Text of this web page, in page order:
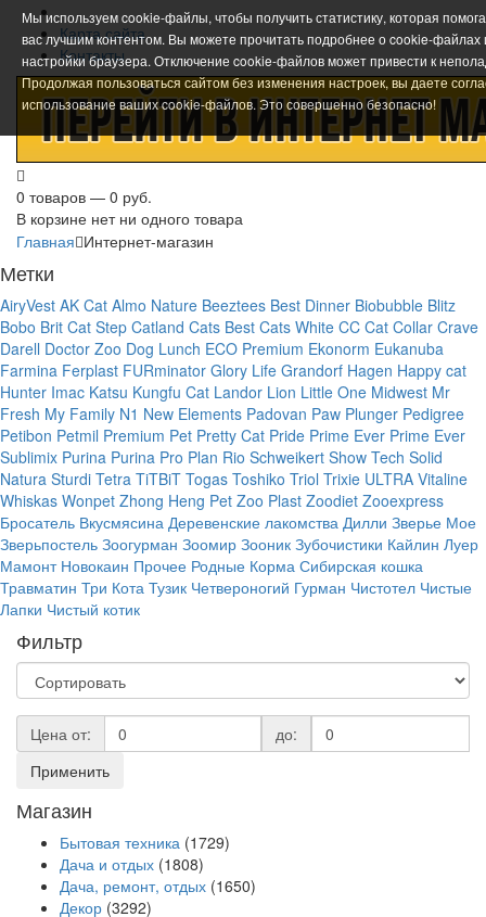
Карта сайта
Контакты
0 товаров — 0 руб.
В корзине нет ни одного товара
Главная Интернет-магазин
Метки
AiryVest AK Cat Almo Nature Beeztees Best Dinner Biobubble Blitz
Bobo Brit Cat Step Catland Cats Best Cats White CC Cat Collar Crave
Darell Doctor Zoo Dog Lunch ECO Premium Ekonorm Eukanuba
Farmina Ferplast FURminator Glory Life Grandorf Hagen Happy cat
Hunter Imac Katsu Kungfu Cat Landor Lion Little One Midwest Mr
Fresh My Family N1 New Elements Padovan Paw Plunger Pedigree
Petibon Petmil Premium Pet Pretty Cat Pride Prime Ever Prime Ever
Sublimix Purina Purina Pro Plan Rio Schweikert Show Tech Solid
Natura Sturdi Tetra TiTBiT Togas Toshiko Triol Trixie ULTRA Vitaline
Whiskas Wonpet Zhong Heng Pet Zoo Plast Zoodiet Zooexpress
Бросатель Вкусмясина Деревенские лакомства Дилли Зверье Мое
Зверьпостель Зоогурман Зоомир Зооник Зубочистики Кайлин Луер
Мамонт Новокаин Прочее Родные Корма Сибирская кошка
Травматин Три Кота Тузик Четвероногий Гурман Чистотел Чистые
Лапки Чистый котик
Фильтр
Цена от:
до:
Применить
Магазин
Бытовая техника (1729)
Дача и отдых (1808)
Дача, ремонт, отдых (1650)
Декор (3292)
Мы используем cookie-файлы, чтобы получить статистику, которая
вас лучшим контентом. Вы можете прочитать подробнее о cookie-файлах
настройки браузера. Отключение cookie-файлов может привести к
Продолжая пользоваться сайтом без изменения настроек, вы даете
использование ваших cookie-файлов. Это совершенно безопасно!